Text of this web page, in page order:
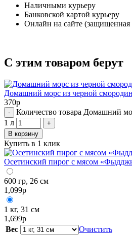
Наличными курьеру
Банковской картой курьеру
Онлайн на сайте (защищенная
С этим товаром берут
Домашний морс из черной
370р
-
Количество товара Домашний
1 л
+
В корзину
Купить в 1 клик
Осетинский пирог с мясом
600 гр, 26 см
1,099р
1 кг, 31 см
1,699р
Вес
Очистить